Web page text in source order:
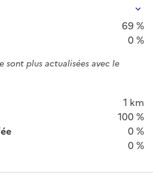
69 %
0 %
sont plus actualisées avec le
1 km
100 %
0 %
0 %